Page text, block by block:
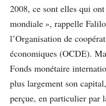
2008, ce sont elles qui
mondiale », rappelle
l’Organisation de
économiques (OCDE).
Fonds monétaire
plus largement son
perçue, en particulier par